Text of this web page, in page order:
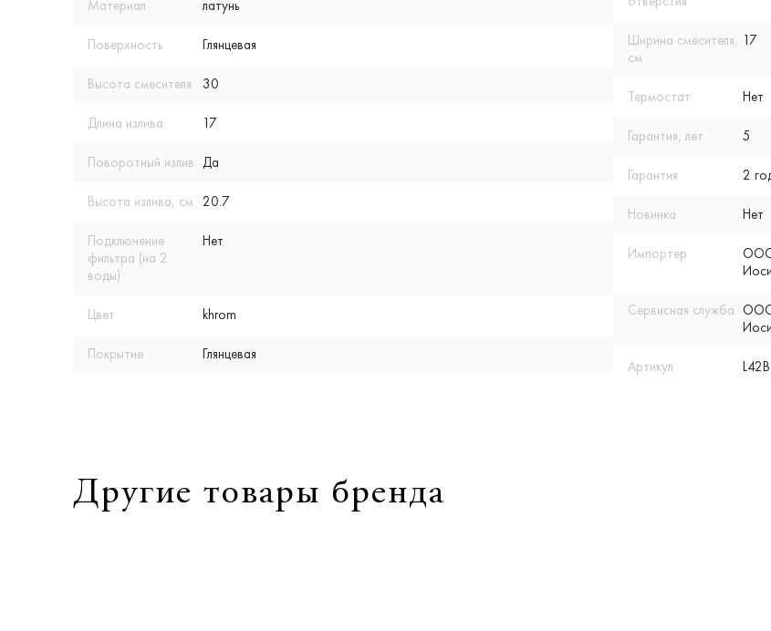
Материал латунь
Поверхность Глянцевая
Высота смесителя 30
Длина излива 17
Поворотный излив Да
Высота излива, см 20.7
Подключение
фильтра (на 2
воды)
Нет
Цвет khrom
Покрытие Глянцевая
Ширина смесителя,
см
17
Термостат Нет
Гарантия, лет 5
Гарантия 2
Новинка Нет
Импортер
ООО
Сервисная служба ООО
Артикул L42B
Другие товары бренда